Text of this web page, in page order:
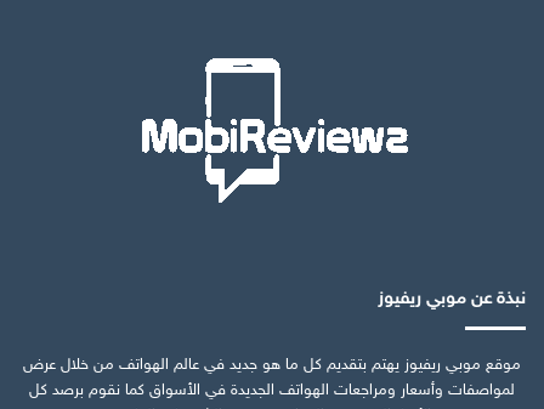
نبذة عن موبي ريفيوز
موقع موبي ريفيوز يهتم بتقديم كل ما هو جديد في عالم الهواتف من خلال عرض
لمواصفات وأسعار ومراجعات الهواتف الجديدة في الأسواق كما نقوم برصد كل